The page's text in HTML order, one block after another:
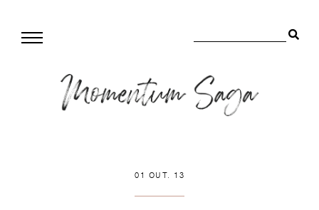
01 OUT. 13